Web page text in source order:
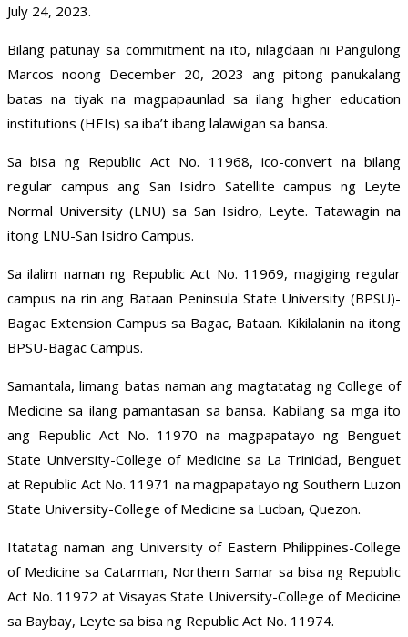
July 24, 2023.
Bilang patunay sa commitment na ito, nilagdaan ni Pangulong
Marcos noong December 20, 2023 ang pitong panukalang
batas na tiyak na magpapaunlad sa ilang higher education
institutions (HEIs) sa iba’t ibang lalawigan sa bansa.
Sa bisa ng Republic Act No. 11968, ico-convert na bilang
regular campus ang San Isidro Satellite campus ng Leyte
Normal University (LNU) sa San Isidro, Leyte. Tatawagin na
itong LNU-San Isidro Campus.
Sa ilalim naman ng Republic Act No. 11969, magiging regular
campus na rin ang Bataan Peninsula State University (BPSU)-
Bagac Extension Campus sa Bagac, Bataan. Kikilalanin na itong
BPSU-Bagac Campus.
Samantala, limang batas naman ang magtatatag ng College of
Medicine sa ilang pamantasan sa bansa. Kabilang sa mga ito
ang Republic Act No. 11970 na magpapatayo ng Benguet
State University-College of Medicine sa La Trinidad, Benguet
at Republic Act No. 11971 na magpapatayo ng Southern Luzon
State University-College of Medicine sa Lucban, Quezon.
Itatatag naman ang University of Eastern Philippines-College
of Medicine sa Catarman, Northern Samar sa bisa ng Republic
Act No. 11972 at Visayas State University-College of Medicine
sa Baybay, Leyte sa bisa ng Republic Act No. 11974.